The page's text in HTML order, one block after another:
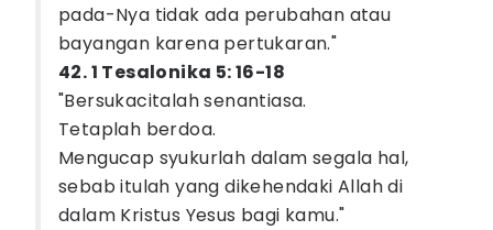
pada-Nya tidak ada perubahan atau
bayangan karena pertukaran."
42. 1 Tesalonika 5: 16-18
"Bersukacitalah senantiasa.
Tetaplah berdoa.
Mengucap syukurlah dalam segala hal,
sebab itulah yang dikehendaki Allah di
dalam Kristus Yesus bagi kamu."